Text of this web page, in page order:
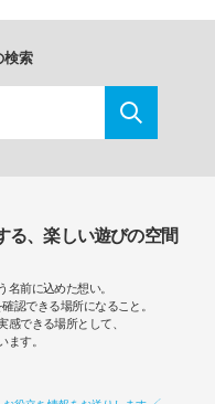
検索
る、楽しい遊びの空間
名前に込めた想い。
認できる場所になること。
できる場所として、
ます。